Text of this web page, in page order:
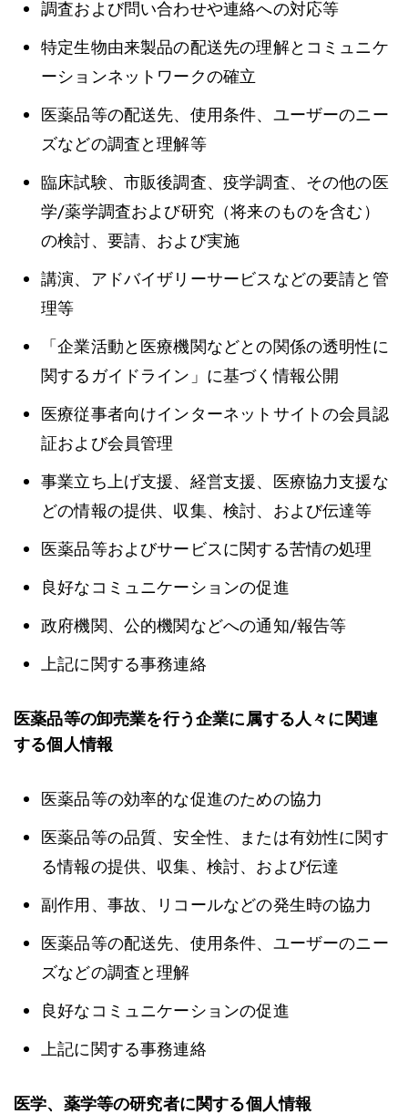
調査および問い合わせや連絡への対応等
特定生物由来製品の配送先の理解とコミュニケ
ーションネットワークの確立
医薬品等の配送先、使用条件、ユーザーのニー
ズなどの調査と理解等
臨床試験、市販後調査、疫学調査、その他の医
学/薬学調査および研究（将来のものを含む）
の検討、要請、および実施
講演、アドバイザリーサービスなどの要請と管
理等
「企業活動と医療機関などとの関係の透明性に
関するガイドライン」に基づく情報公開
医療従事者向けインターネットサイトの会員認
証および会員管理
事業立ち上げ支援、経営支援、医療協力支援な
どの情報の提供、収集、検討、および伝達等
医薬品等およびサービスに関する苦情の処理
良好なコミュニケーションの促進
政府機関、公的機関などへの通知/報告等
上記に関する事務連絡
医薬品等の卸売業を行う企業に属する人々に関連
する個人情報
医薬品等の効率的な促進のための協力
医薬品等の品質、安全性、または有効性に関す
る情報の提供、収集、検討、および伝達
副作用、事故、リコールなどの発生時の協力
医薬品等の配送先、使用条件、ユーザーのニー
ズなどの調査と理解
良好なコミュニケーションの促進
上記に関する事務連絡
医学、薬学等の研究者に関する個人情報